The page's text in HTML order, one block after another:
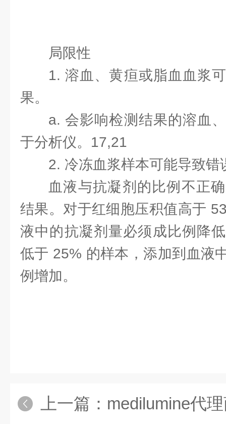
局限性
1. 溶血、黄疸或脂血血浆
果。
a. 会影响检测结果的溶血
于分析仪。17,21
2. 冷冻血浆样本可能导致错
血液与抗凝剂的比例不正
结果。对于红细胞压积值高于
液中的抗凝剂量必须成比例降
低于 25% 的样本，添加到血液
例增加。
上一篇： medilumine代理商之产品HDVC-